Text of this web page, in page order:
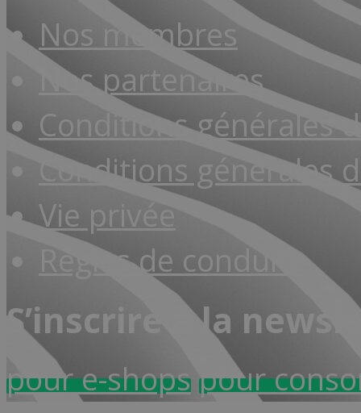
Nos membres
Nos partenaires
Conditions générales
Conditions générales
Vie privée
Règles de conduite
S’inscrire à la
pour e-shopspour